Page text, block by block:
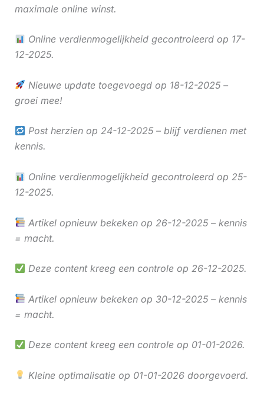
maximale online winst.
Online verdienmogelijkheid gecontroleerd op 17-
12-2025.
Nieuwe update toegevoegd op 18-12-2025 –
groei mee!
Post herzien op 24-12-2025 – blijf verdienen met
kennis.
Online verdienmogelijkheid gecontroleerd op 25-
12-2025.
Artikel opnieuw bekeken op 26-12-2025 – kennis
= macht.
Deze content kreeg een controle op 26-12-2025.
Artikel opnieuw bekeken op 30-12-2025 – kennis
= macht.
Deze content kreeg een controle op 01-01-2026.
Kleine optimalisatie op 01-01-2026 doorgevoerd.